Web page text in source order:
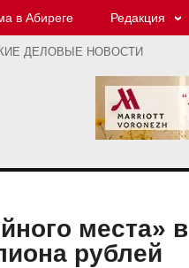
в Абиреге Редакция
ДЕЛОВЫЕ НОВОСТИ
места»
рублей